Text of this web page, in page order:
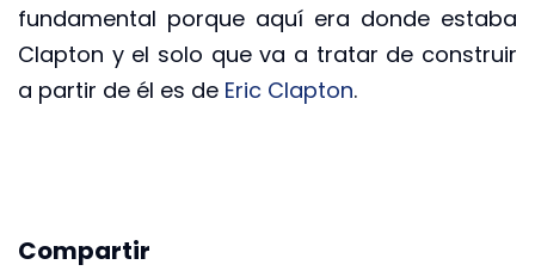
fundamental porque aquí era donde estaba
Clapton y el solo que va a tratar de construir
a partir de él es de Eric Clapton.
Compartir